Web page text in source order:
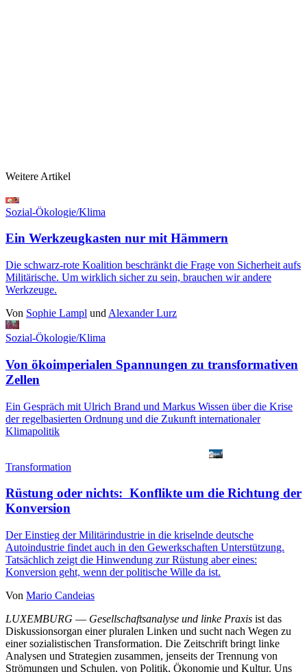
Weitere Artikel
Sozial-Ökologie/Klima
Ein Werkzeugkasten nur mit Hämmern
Die schwarz-rote Koalition beschränkt die Frage von Sicherheit aufs
Militärische. Um wirklich sicher zu sein, brauchen wir andere
Werkzeuge.
Von Sophie Lampl und Alexander Lurz
Sozial-Ökologie/Klima
Von ökoimperialen Spannungen zu transformativen
Zellen
Ein Gespräch mit Ulrich Brand und Markus Wissen über die Krise
der regelbasierten Ordnung und die Zukunft internationaler
Klimapolitik
Transformation
Rüstung oder nichts: Konflikte um die Richtung der
Konversion
Der Einstieg der Militärindustrie in die kriselnde deutsche
Autoindustrie findet auch in den Gewerkschaften Unterstützung.
Tatsächlich zeigt die Hinwendung zur Rüstung aber eines:
Konversion geht, wenn der politische Wille da ist.
Von Mario Candeias
LUXEMBURG — Gesellschaftsanalyse und linke Praxis ist das
Diskussionsorgan einer pluralen Linken und sucht nach Wegen zu
einer sozialistischen Transformation. Die Zeitschrift bringt linke
Analysen und Strategien zusammen, jenseits der Trennung von
Strömungen und Schulen, von Politik, Ökonomie und Kultur. Uns